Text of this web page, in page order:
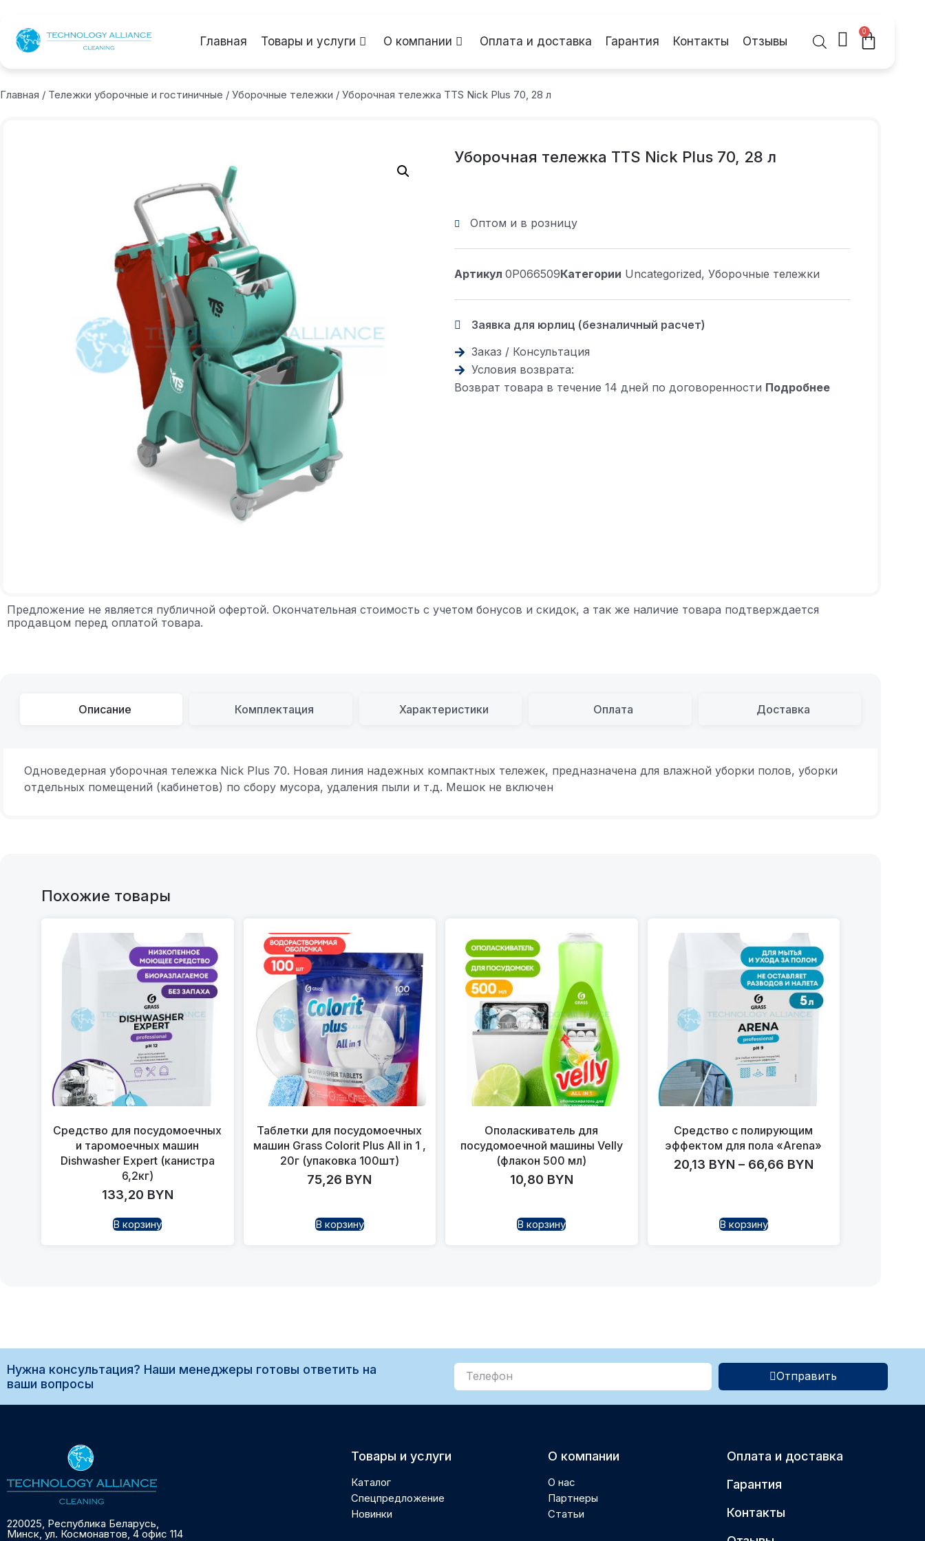
Главная Товары и услуги О компании Оплата и доставка Гарантия Контакты Отзывы
0
Главная / Тележки уборочные и гостиничные / Уборочные тележки / Уборочная тележка TTS Nick Plus 70, 28 л
Уборочная тележка TTS Nick Plus 70, 28 л
Оптом и в розницу
Артикул 0P066509Категории Uncategorized, Уборочные тележки
Заявка для юрлиц (безналичный расчет)
Заказ / Консультация
Условия возврата:
Возврат товара в течение 14 дней по договоренности Подробнее
Предложение не является публичной офертой. Окончательная стоимость с учетом бонусов и скидок, а так же наличие товара подтверждается
продавцом перед оплатой товара.
Описание Комплектация Характеристики Оплата Доставка
Одноведерная уборочная тележка Nick Plus 70. Новая линия надежных компактных тележек, предназначена для влажной уборки полов, уборки
отдельных помещений (кабинетов) по сбору мусора, удаления пыли и т.д. Мешок не включен
Похожие товары
Средство для посудомоечных
и таромоечных машин
Dishwasher Expert (канистра
6,2кг)
133,20 BYN
В корзину
Таблетки для посудомоечных
машин Grass Colorit Plus All in 1 ,
20г (упаковка 100шт)
75,26 BYN
В корзину
Ополаскиватель для
посудомоечной машины Velly
(флакон 500 мл)
10,80 BYN
В корзину
Средство с полирующим
эффектом для пола «Arena»
20,13 BYN – 66,66 BYN
В корзину
Нужна консультация? Наши менеджеры готовы ответить на
ваши вопросы
Отправить
220025, Республика Беларусь,
Минск, ул. Космонавтов, 4 офис 114
Товары и услуги
Каталог
Спецпредложение
Новинки
О компании
О нас
Партнеры
Статьи
Оплата и доставка
Гарантия
Контакты